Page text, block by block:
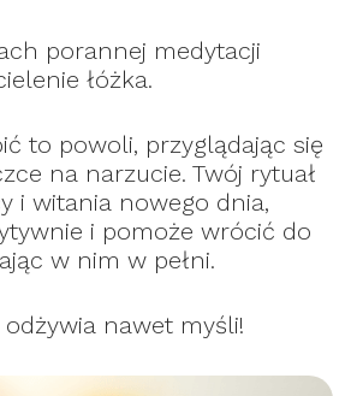
porannej medytacji
łóżka.
to powoli, przyglądając się
na narzucie. Twój rytuał
i witania nowego dnia,
i pomoże wrócić do
w nim w pełni.
nawet myśli!